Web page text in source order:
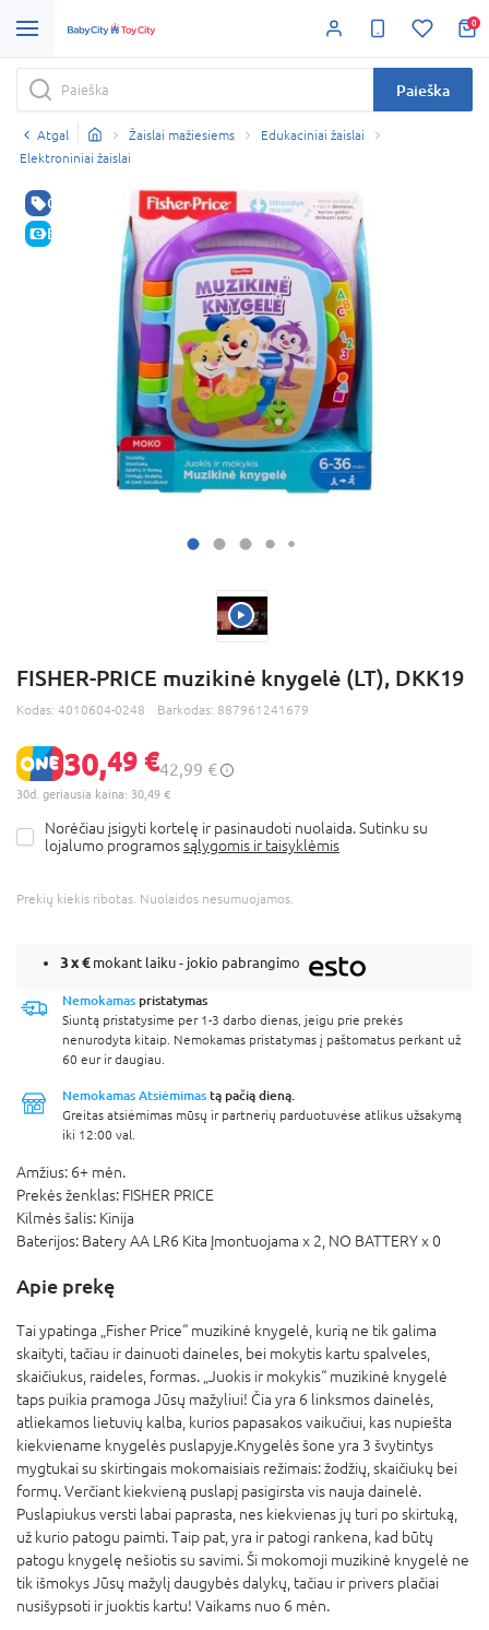
0
Paieška
Atgal Žaislai mažiesiems
Edukaciniai žaislai
Elektroniniai žaislai
GERA KAINA
E-KAINA
FISHER-PRICE muzikinė knygelė (LT), DKK19
Kodas: 4010604-0248 Barkodas: 887961241679
30,49 €42,99 €
30d. geriausia kaina: 30,49 €
Norėčiau įsigyti kortelę ir pasinaudoti nuolaida. Sutinku su
lojalumo programossąlygomis ir taisyklėmis
Prekių kiekis ribotas. Nuolaidos nesumuojamos.
3 x€mokant laiku - jokio pabrangimo
Nemokamas pristatymas
Siuntą pristatysime per 1-3 darbo dienas, jeigu prie prekės
nenurodyta kitaip. Nemokamas pristatymas į paštomatus perkant už
60 eur ir daugiau.
Nemokamas Atsiėmimas tą pačią dieną.
Greitas atsiėmimas mūsų ir partnerių parduotuvėse atlikus užsakymą
iki 12:00 val.
Amžius: 6+ mėn.
Prekės ženklas: FISHER PRICE
Kilmės šalis: Kinija
Baterijos: Batery AA LR6 Kita Įmontuojama x 2, NO BATTERY x 0
Apie prekę
Tai ypatinga „Fisher Price“ muzikinė knygelė, kurią ne tik galima
skaityti, tačiau ir dainuoti daineles, bei mokytis kartu spalveles,
skaičiukus, raideles, formas. „Juokis ir mokykis“ muzikinė knygelė
taps puikia pramoga Jūsų mažyliui! Čia yra 6 linksmos dainelės,
atliekamos lietuvių kalba, kurios papasakos vaikučiui, kas nupiešta
kiekviename knygelės puslapyje.Knygelės šone yra 3 švytintys
mygtukai su skirtingais mokomaisiais režimais: žodžių, skaičiukų bei
formų. Verčiant kiekvieną puslapį pasigirsta vis nauja dainelė.
Puslapiukus versti labai paprasta, nes kiekvienas jų turi po skirtuką,
už kurio patogu paimti. Taip pat, yra ir patogi rankena, kad būtų
patogu knygelę nešiotis su savimi. Ši mokomoji muzikinė knygelė ne
tik išmokys Jūsų mažylį daugybės dalykų, tačiau ir privers plačiai
nusišypsoti ir juoktis kartu! Vaikams nuo 6 mėn.